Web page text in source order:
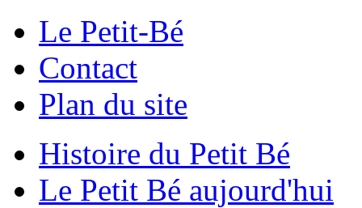
Le Petit-Bé
Contact
Plan du site
Histoire du Petit Bé
Le Petit Bé aujourd'hui